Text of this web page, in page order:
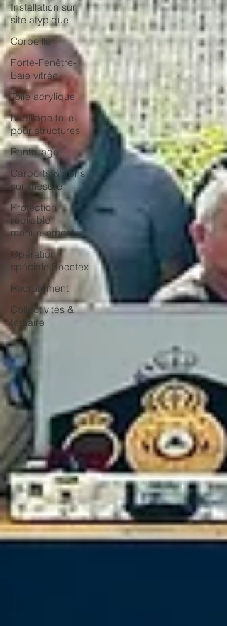
Installation sur
site atypique
Corbeille
Porte-Fenêtre-
Baie vitrée
Toile acrylique
habillage toile
pour structures
Rentoilage
Carports & abris
sur-mesure
Protection
repliable
manuellement
Opération
spéciale Socotex
Recrutement
Collectivités &
tertiaire